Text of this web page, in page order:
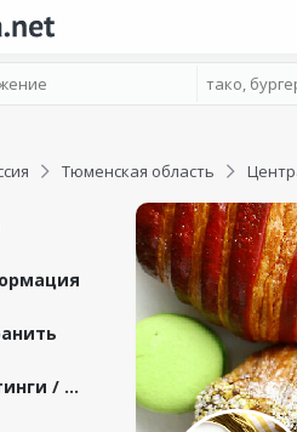
Тюменская область
/ Отзывы